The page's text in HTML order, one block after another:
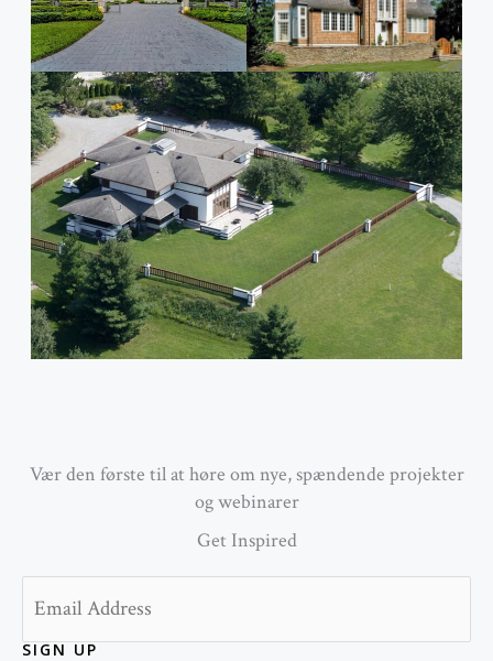
Vær den første til at høre om nye, spændende projekter
og webinarer
Get Inspired
SIGN UP